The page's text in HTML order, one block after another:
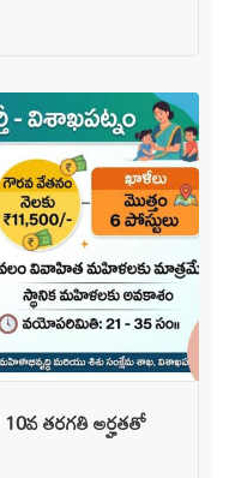
తరగతి అర్హతతో